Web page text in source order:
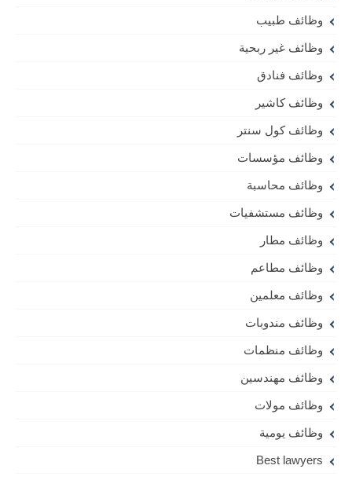
وظائف طبيب
وظائف غير ربحية
وظائف فنادق
وظائف كاشير
وظائف كول سنتر
وظائف مؤسسات
وظائف محاسبة
وظائف مستشفيات
وظائف مطار
وظائف مطاعم
وظائف معلمين
وظائف مندوبات
وظائف منظمات
وظائف مهندسين
وظائف مولات
وظائف يومية
Best lawyers